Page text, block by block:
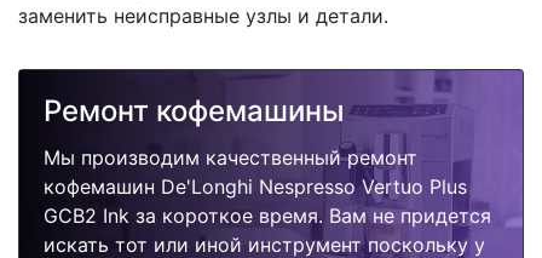
заменить неисправные узлы и детали.
Ремонт кофемашины
Мы производим качественный ремонт
кофемашин De'Longhi Nespresso Vertuo Plus
GCB2 Ink за короткое время. Вам не придется
искать тот или иной инструмент поскольку у